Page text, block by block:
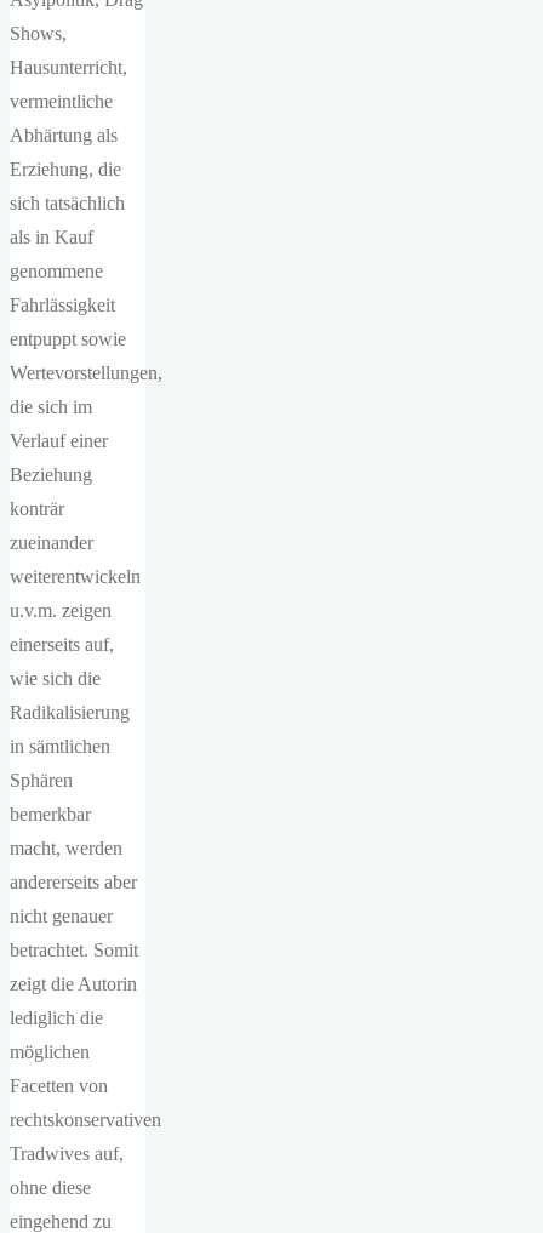
Shows,
Hausunterricht,
vermeintliche
Abhärtung als
Erziehung, die
sich tatsächlich
als in Kauf
genommene
Fahrlässigkeit
entpuppt sowie
Wertevorstellungen,
die sich im
Verlauf einer
Beziehung
konträr
zueinander
weiterentwickeln
u.v.m. zeigen
einerseits auf,
wie sich die
Radikalisierung
in sämtlichen
Sphären
bemerkbar
macht, werden
andererseits aber
nicht genauer
betrachtet. Somit
zeigt die Autorin
lediglich die
möglichen
Facetten von
rechtskonservativen
Tradwives auf,
ohne diese
eingehend zu